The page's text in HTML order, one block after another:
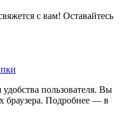
с вам! Оставайтесь
пользователя. Вы
браузера. Подробнее — в